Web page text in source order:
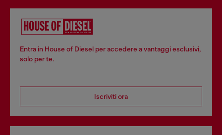
Entra in House of Diesel per accedere a vantaggi esclusivi,
solo per te.
Iscriviti ora